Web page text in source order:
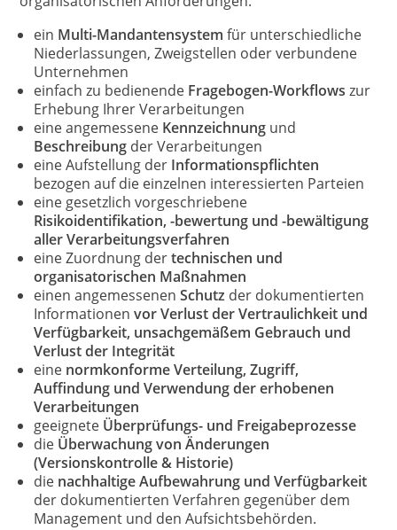
ein Multi-Mandantensystem für unterschiedliche
Niederlassungen, Zweigstellen oder verbundene
Unternehmen
einfach zu bedienende Fragebogen-Workflows zur
Erhebung Ihrer Verarbeitungen
eine angemessene Kennzeichnung und
Beschreibung der Verarbeitungen
eine Aufstellung der Informationspflichten
bezogen auf die einzelnen interessierten Parteien
eine gesetzlich vorgeschriebene
Risikoidentifikation, -bewertung und -bewältigung
aller Verarbeitungsverfahren
eine Zuordnung dertechnischen und
organisatorischen Maßnahmen
einen angemessenenSchutz der dokumentierten
Informationenvor Verlust der Vertraulichkeit und
Verfügbarkeit, unsachgemäßem Gebrauch und
Verlust der Integrität
eine normkonforme Verteilung, Zugriff,
Auffindung und Verwendung der erhobenen
Verarbeitungen
geeignete Überprüfungs- und Freigabeprozesse
die Überwachung von Änderungen
(Versionskontrolle & Historie)
die nachhaltige Aufbewahrung und Verfügbarkeit
der dokumentierten Verfahren gegenüber dem
Management und den Aufsichtsbehörden.